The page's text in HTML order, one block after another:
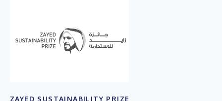
ZAYED SUSTAINABILITY PRIZE